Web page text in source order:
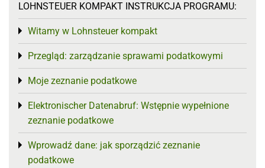
LOHNSTEUER KOMPAKT INSTRUKCJA PROGRAMU:
Witamy w Lohnsteuer kompakt
Toggle menu
Przegląd: zarządzanie sprawami podatkowymi
Toggle menu
Moje zeznanie podatkowe
Toggle menu
Elektronischer Datenabruf: Wstępnie wypełnione
zeznanie podatkowe
Toggle menu
Wprowadź dane: jak sporządzić zeznanie
podatkowe
Toggle menu